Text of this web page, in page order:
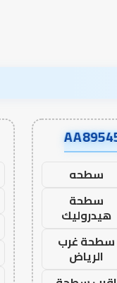
سطحه
سطحة
هيدروليك
سطحة غرب
الرياض